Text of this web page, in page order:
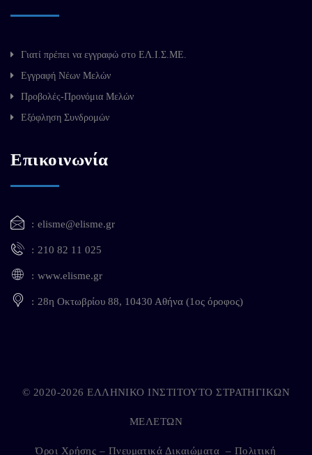
Γιατί πρέπει να εγγραφώ στο ΕΛ.Ι.Σ.ΜΕ.
Εγγραφή Νέων Μελών
Προβολές-Προνόμια Μελών
Εξόφληση Συνδρομών
Επικοινωνία
elisme@elisme.gr
210 82 11 025
www.elisme.gr
28η Οκτωβρίου 88, 10430 Αθήνα (1ος όροφος)
© 2020-2026 ΕΛΛΗΝΙΚΟ ΙΝΣΤΙΤΟΥΤΟ ΣΤΡΑΤΗΓΙΚΩΝ
ΜΕΛΕΤΩΝ
Όροι Χρήσης – Πνευματικά Δικαιώματα – Πολιτική